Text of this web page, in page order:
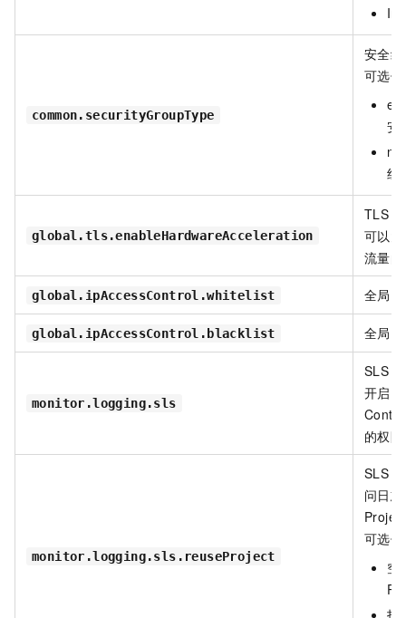
common.securityGroupType
安全
可选
安
组
global.tls.enableHardwareAcceleration
TLS
可以
流量
global.ipAccessControl.whitelist 全局
global.ipAccessControl.blacklist 全局
monitor.logging.sls
SLS
开启
的权
monitor.logging.sls.reuseProject
SLS
问日
可选
空
指